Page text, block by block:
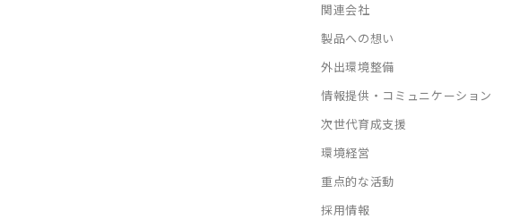
関連会社
製品への想い
外出環境整備
情報提供・コミュニケーション
次世代育成支援
環境経営
重点的な活動
採用情報